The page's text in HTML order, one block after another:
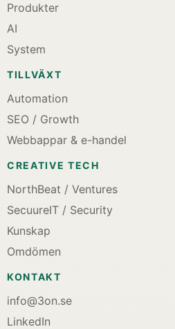
Produkter
AI
System
TILLVÄXT
Automation
SEO / Growth
Webbappar & e-handel
CREATIVE TECH
NorthBeat / Ventures
SecuureIT / Security
Kunskap
Omdömen
KONTAKT
info@3on.se
LinkedIn